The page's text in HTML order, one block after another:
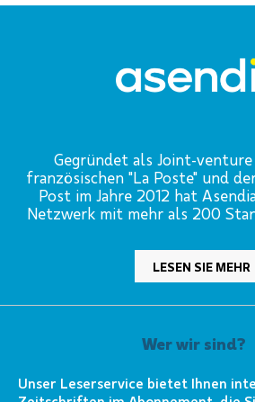
Gegründet als Joint-
französischen "La Poste" und
Post im Jahre 2012 hat
Netzwerk mit mehr als 200
LESEN SIE MEHR
Wer wir sind?
Unser Leserservice bietet Ihnen